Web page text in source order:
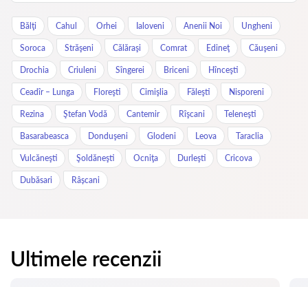
Bălţi Cahul Orhei Ialoveni Anenii Noi Ungheni
Soroca Străşeni Călăraşi Comrat Edineţ Căuşeni
Drochia Criuleni Sîngerei Briceni Hînceşti
Ceadîr – Lunga Floreşti Cimişlia Făleşti Nisporeni
Rezina Ştefan Vodă Cantemir Rîşcani Teleneşti
Basarabeasca Donduşeni Glodeni Leova Taraclia
Vulcăneşti Şoldăneşti Ocniţa Durleşti Cricova
Dubăsari Râșcani
Ultimele recenzii